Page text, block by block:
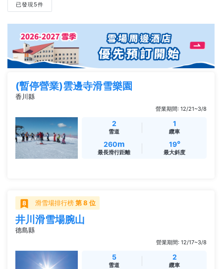
已發現5件
(暫停營業)雲邊寺滑雪樂園
香川縣
營業期間: 12/21~3/8
2
雪道
1
纜車
260m
最長滑行距離
19°
最大斜度
滑雪場排行榜第 8 位
井川滑雪場腕山
德島縣
營業期間: 12/17~3/8
5
雪道
2
纜車